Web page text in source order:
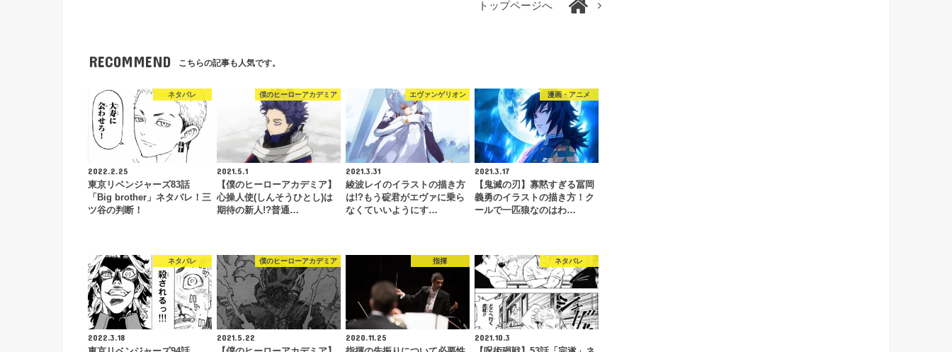
トップページへ
RECOMMEND こちらの記事も人気です。
ネタバレ
2022.2.25
東京リベンジャーズ83話
「Big brother」ネタバレ！三
ツ谷の判断！
僕のヒーローアカデミア
2021.5.1
【僕のヒーローアカデミア】
心操人使(しんそうひとし)は
期待の新人!?普通…
エヴァンゲリオン
2021.3.31
綾波レイのイラストの描き方
は!?もう碇君がエヴァに乗ら
なくていいようにす…
漫画・アニメ
2021.3.17
【鬼滅の刃】寡黙すぎる冨岡
義勇のイラストの描き方！ク
ールで一匹狼なのはわ…
ネタバレ
2022.3.18
僕のヒーローアカデミア
2021.5.22
指揮
2020.11.25
ネタバレ
2021.10.3